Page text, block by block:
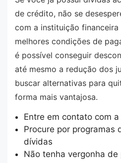
de crédito, não se
com a instituição
melhores condições de
é possível conseguir
até mesmo a redução dos
buscar alternativas para
forma mais vantajosa.
Entre em contato com
Procure por programas
dívidas
Não tenha vergonha